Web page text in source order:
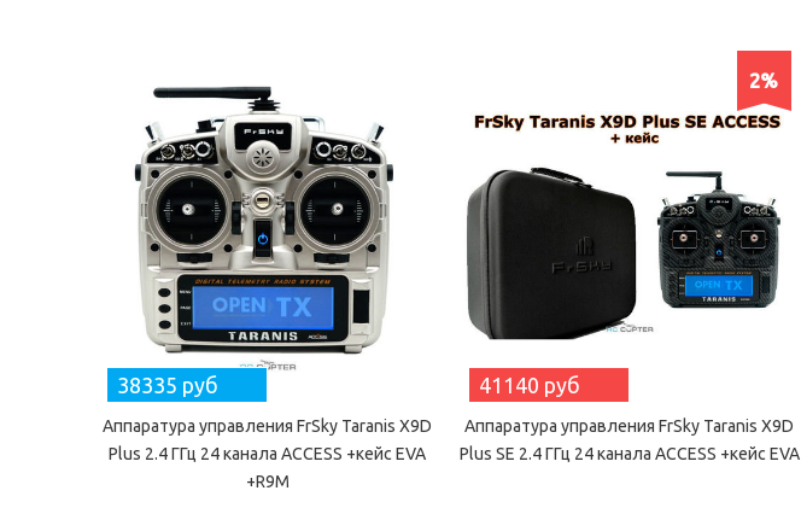
38335 руб
Аппаратура управления FrSky Taranis X9D
Plus 2.4 ГГц 24 канала ACCESS +кейс EVA
+R9M
2%
41140 руб
Аппаратура управления FrSky Taranis X9D
Plus SE 2.4 ГГц 24 канала ACCESS +кейс EVA